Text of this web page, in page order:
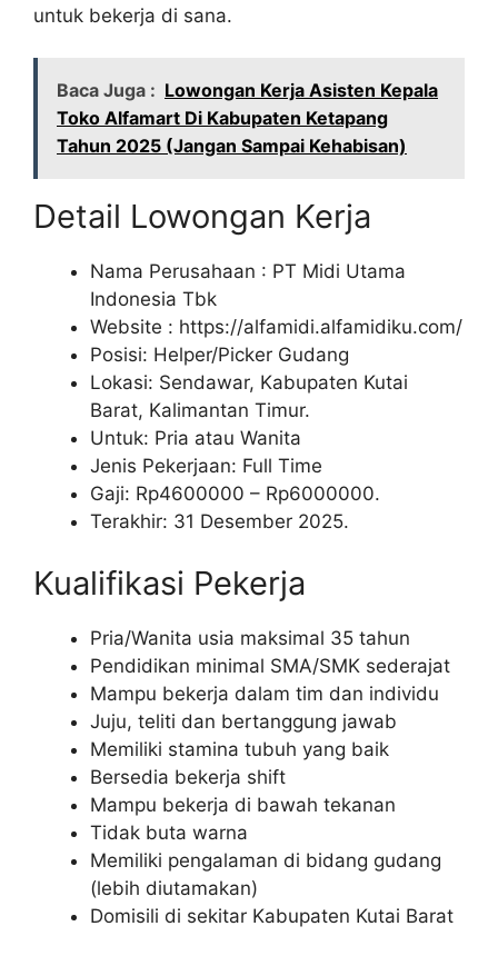
untuk bekerja di sana.
Baca Juga : Lowongan Kerja Asisten Kepala
Toko Alfamart Di Kabupaten Ketapang
Tahun 2025 (Jangan Sampai Kehabisan)
Detail Lowongan Kerja
Nama Perusahaan : PT Midi Utama
Indonesia Tbk
Website : https://alfamidi.alfamidiku.com/
Posisi: Helper/Picker Gudang
Lokasi: Sendawar, Kabupaten Kutai
Barat, Kalimantan Timur.
Untuk: Pria atau Wanita
Jenis Pekerjaan: Full Time
Gaji: Rp4600000 – Rp6000000.
Terakhir: 31 Desember 2025.
Kualifikasi Pekerja
Pria/Wanita usia maksimal 35 tahun
Pendidikan minimal SMA/SMK sederajat
Mampu bekerja dalam tim dan individu
Juju, teliti dan bertanggung jawab
Memiliki stamina tubuh yang baik
Bersedia bekerja shift
Mampu bekerja di bawah tekanan
Tidak buta warna
Memiliki pengalaman di bidang gudang
(lebih diutamakan)
Domisili di sekitar Kabupaten Kutai Barat